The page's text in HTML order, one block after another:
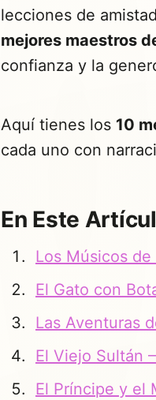
lecciones de
mejores maestros
confianza y la
Aquí tienes los 10
cada uno con
En Este
Los Músicos
El Gato con
Las Aventuras
El Viejo Sultán
El Príncipe y el